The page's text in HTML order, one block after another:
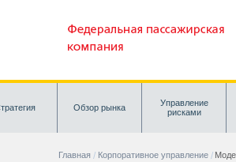
Обзор рынка
Управление
рисками
Главная Корпоративное управление